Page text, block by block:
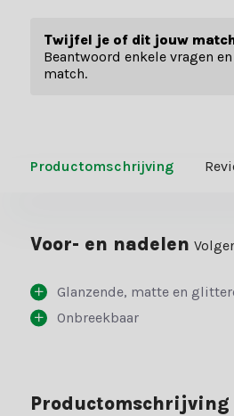
Twijfel je of dit jouw
Beantwoord enkele vragen
match.
Productomschrijving
Voor- en nadelen
Glanzende, matte en
Onbreekbaar
Productomschrijving